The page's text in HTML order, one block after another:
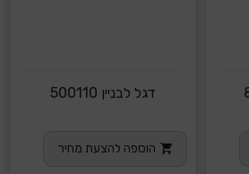
דגל לבניין 500110
הוספה להצעת מחיר